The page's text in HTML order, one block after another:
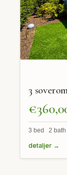
3
3 bed 2
detaljer →